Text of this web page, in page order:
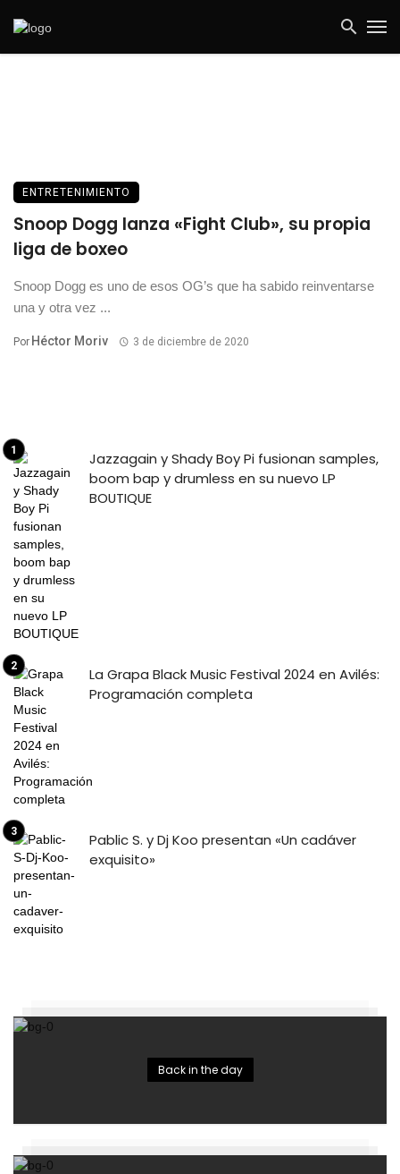
ENTRETENIMIENTO
Snoop Dogg lanza «Fight Club», su propia
liga de boxeo
Snoop Dogg es uno de esos OG’s que ha sabido reinventarse
una y otra vez ...
Por Héctor Moriv 3 de diciembre de 2020
Jazzagain y Shady Boy Pi fusionan samples,
boom bap y drumless en su nuevo LP
BOUTIQUE
La Grapa Black Music Festival 2024 en Avilés:
Programación completa
Pablic S. y Dj Koo presentan «Un cadáver
exquisito»
Back in the day